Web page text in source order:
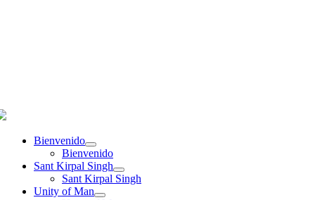
Bienvenido
Bienvenido
Sant Kirpal Singh
Sant Kirpal Singh
Unity of Man